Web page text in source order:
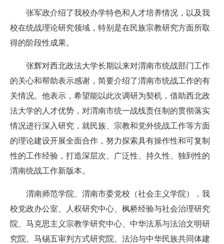
张军政介绍了我校办学特色和人才培养情况，以及我
校在统战理论研究领域，特别是在民族宗教研究方面所取
得的阶段性成果。
张辉对西北政法大学长期以来对渭南市统战部门工作
的关心和帮助表示感谢，简要介绍了渭南市统战工作的有
关情况。他表示，希望能以此次调研为契机，借助西北政
法大学的人才优势，对渭南市统一战线责任制的贯彻落实
情况进行深入研究，就民族、宗教和党外统战工作等方面
的理论建设开展全面合作，努力探索具有操作性和可复制
性的工作经验，打造深层次、广泛性、持久性、独到性的
渭南统战工作新版本。
渭南师范学院、渭南市委党校（社会主义学院），我
校党政办公室、人权研究中心、枫桥经验与社会治理研究
院、马克思主义宗教学研究中心、中华法系与法治文明研
究院、马锡五审判方式研究院、法治与中华民族共同体建